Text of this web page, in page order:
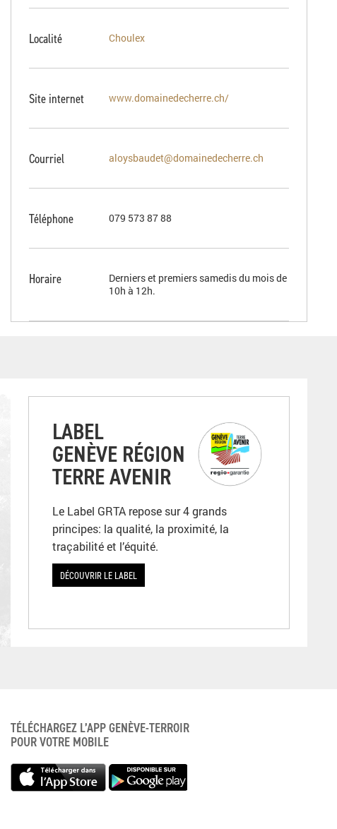
Localité Choulex
Site internet www.domainedecherre.ch/
Courriel aloysbaudet@domainedecherre.ch
Téléphone 079 573 87 88
Horaire
Derniers et premiers samedis du mois de
10h à 12h.
LABEL
GENÈVE RÉGION
TERRE AVENIR
Le Label GRTA repose sur 4 grands
principes: la qualité, la proximité, la
traçabilité et l’équité.
DÉCOUVRIR LE LABEL
TÉLÉCHARGEZ L’APP GENÈVE-TERROIR
POUR VOTRE MOBILE